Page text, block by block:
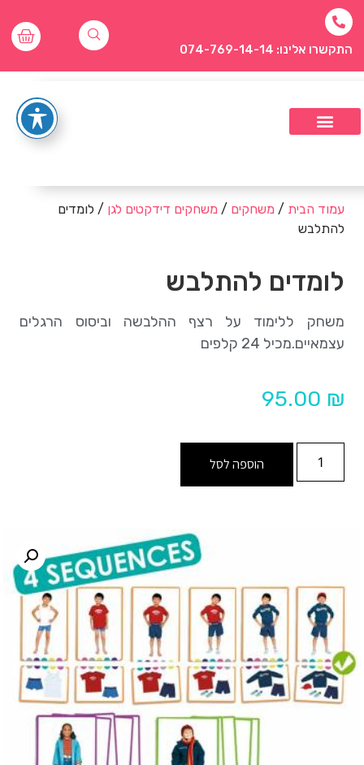
התקשרו אלינו: 074-769-14-14
עמוד הבית / משחקים / משחקים דידקטים לגן / לומדים
להתלבש
לומדים להתלבש
משחק ללימוד על רצף ההלבשה וביסוס הרגלים
עצמאיים.מכיל 24 קלפים
95.00 ₪
הוספה לסל